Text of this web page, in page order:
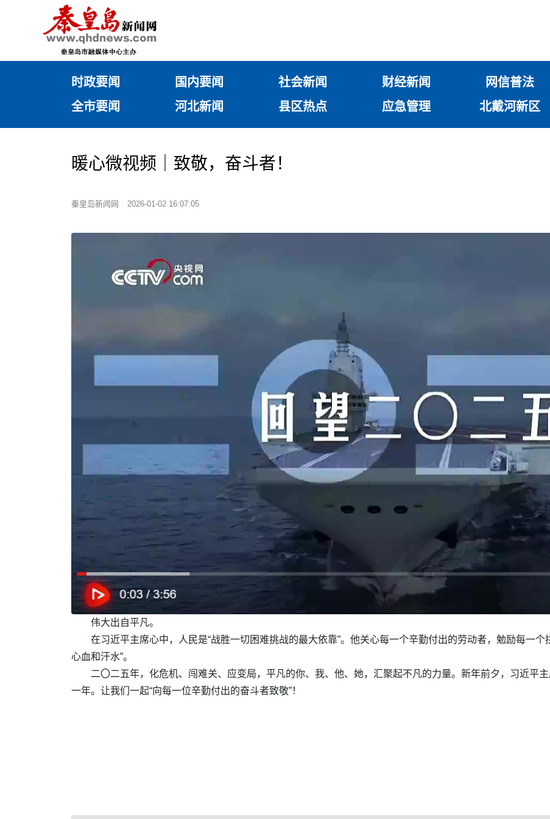
时政要闻 国内要闻 社会新闻 财经新闻 网信普法
全市要闻
河北新闻 县区热点 应急管理 北戴河新区
暖心微视频｜致敬，奋斗者！
秦皇岛新闻网 2026-01-02 16:07:05
伟大出自平凡。
在习近平主席心中，人民是“战胜一切困难挑战的最大依靠”。他关心每一个辛勤付出的劳动者，勉励每一
心血和汗水”。
二〇二五年，化危机、闯难关、应变局，平凡的你、我、他、她，汇聚起不凡的力量。新年前夕，习近平
一年。让我们一起“向每一位辛勤付出的奋斗者致敬”！